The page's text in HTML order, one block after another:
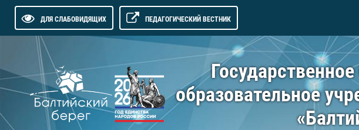
ДЛЯ СЛАБОВИДЯЩИХ ПЕДАГОГИЧЕСКИЙ ВЕСТНИК
образовательное